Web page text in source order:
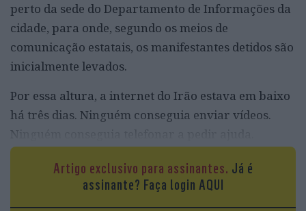
perto da sede do Departamento de Informações da
cidade, para onde, segundo os meios de
comunicação estatais, os manifestantes detidos são
inicialmente levados.
Por essa altura, a internet do Irão estava em baixo
há três dias. Ninguém conseguia enviar vídeos.
Ninguém conseguia telefonar a pedir ajuda.
Mesmo assim, em toda a província do Khuzistão,
milhares continuavam a desaguar nas ruas.
Artigo exclusivo para assinantes. Já é
assinante? Faça login AQUI